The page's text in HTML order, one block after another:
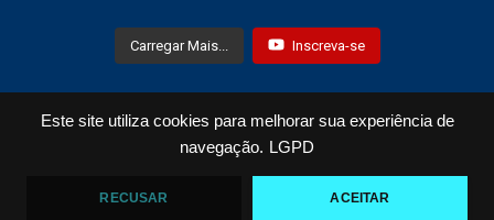
Este site utiliza cookies para melhorar sua experiência de
navegação. LGPD
RECUSAR ACEITAR
Carregar Mais... Inscreva-se
Fotos Vídeos